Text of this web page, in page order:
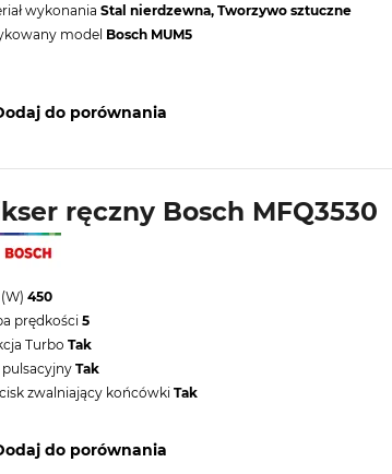
wykonania Stal nierdzewna, Tworzywo sztuczne
model Bosch MUM5
do porównania
ręczny Bosch MFQ3530
450
prędkości 5
Turbo Tak
pulsacyjnyTak
zwalniający końcówki Tak
do porównania